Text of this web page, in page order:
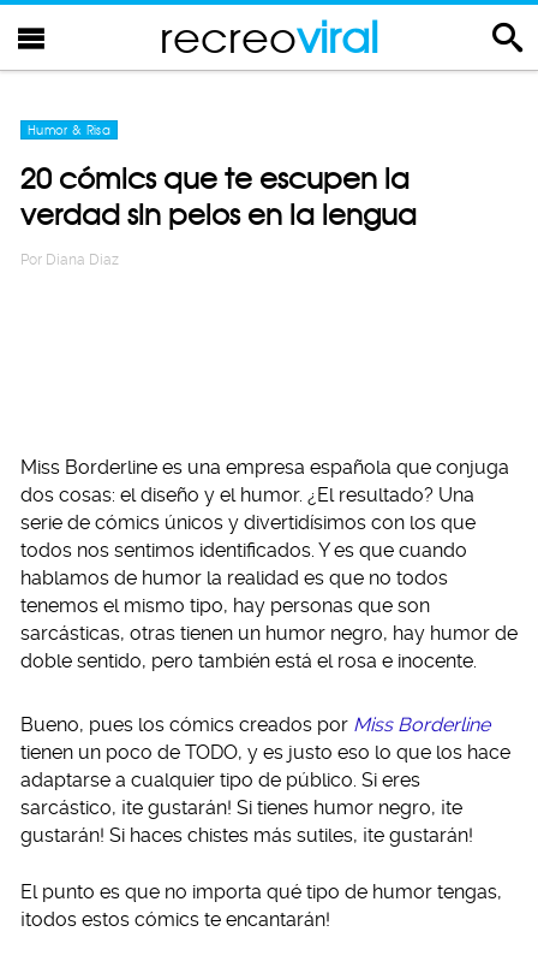
recreoviral
Humor & Risa
20 cómics que te escupen la
verdad sin pelos en la lengua
Por Diana Diaz
Miss Borderline es una empresa española que conjuga
dos cosas: el diseño y el humor. ¿El resultado? Una
serie de cómics únicos y divertidísimos con los que
todos nos sentimos identificados. Y es que cuando
hablamos de humor la realidad es que no todos
tenemos el mismo tipo, hay personas que son
sarcásticas, otras tienen un humor negro, hay humor de
doble sentido, pero también está el rosa e inocente.
Bueno, pues los cómics creados por Miss Borderline
tienen un poco de TODO, y es justo eso lo que los hace
adaptarse a cualquier tipo de público. Si eres
sarcástico, ¡te gustarán! Si tienes humor negro, ¡te
gustarán! Si haces chistes más sutiles, ¡te gustarán!
El punto es que no importa qué tipo de humor tengas,
¡todos estos cómics te encantarán!